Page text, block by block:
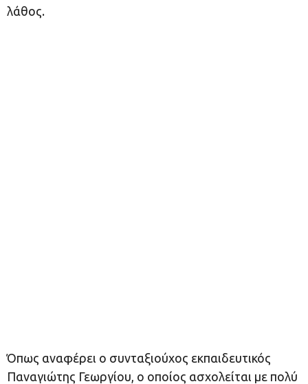
λάθος.
Όπως αναφέρει ο συνταξιούχος εκπαιδευτικός
Παναγιώτης Γεωργίου, ο οποίος ασχολείται με πολύ